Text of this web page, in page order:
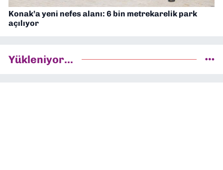
Konak’a yeni nefes alanı: 6 bin metrekarelik park
açılıyor
Yükleniyor...